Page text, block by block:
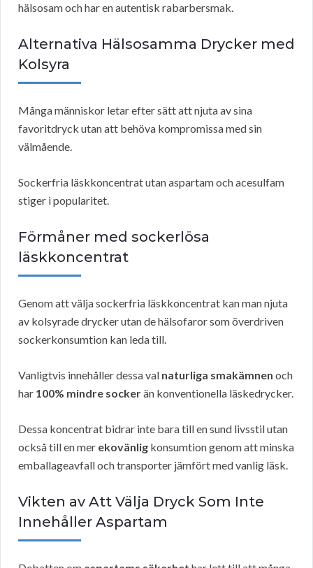
hälsosam och har en autentisk rabarbersmak.
Alternativa Hälsosamma Drycker med
Kolsyra
Många människor letar efter sätt att njuta av sina
favoritdryck utan att behöva kompromissa med sin
välmående.
Sockerfria läskkoncentrat utan aspartam och acesulfam
stiger i popularitet.
Förmåner med sockerlösa
läskkoncentrat
Genom att välja sockerfria läskkoncentrat kan man njuta
av kolsyrade drycker utan de hälsofaror som överdriven
sockerkonsumtion kan leda till.
Vanligtvis innehåller dessa val naturliga smakämnen och
har 100% mindre sockerän konventionella läskedrycker.
Dessa koncentrat bidrar inte bara till en sund livsstil utan
också till en mer ekovänlig konsumtion genom att minska
emballageavfall och transporter jämfört med vanlig läsk.
Vikten av Att Välja Dryck Som Inte
Innehåller Aspartam